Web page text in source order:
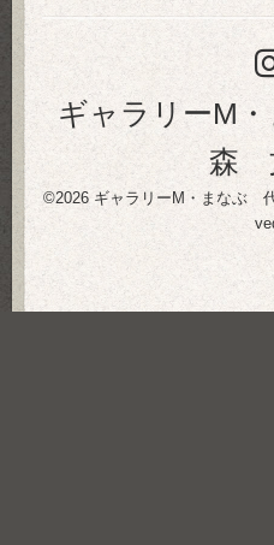
ギャラリーM
森
©2026 ギャラリーM・まな